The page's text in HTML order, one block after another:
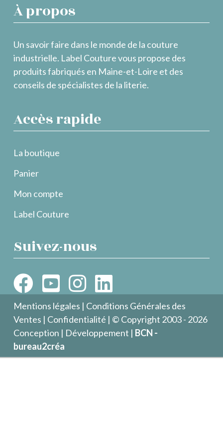
À propos
Un savoir faire dans le monde de la couture
industrielle. Label Couture vous propose des
produits fabriqués en Maine-et-Loire et des
conseils de spécialistes de la literie.
Accès rapide
La boutique
Panier
Mon compte
Label Couture
Suivez-nous
Mentions légales | Conditions Générales des
Ventes | Confidentialité | © Copyright 2003 - 2026
Conception | Développement | BCN -
bureau2créa